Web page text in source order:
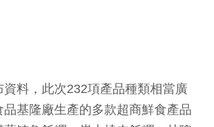
料，此次232項產品種類相當廣
基隆廠生產的多款超商鮮食產品